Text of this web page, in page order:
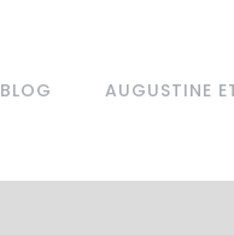
BLOG AUGUSTINE